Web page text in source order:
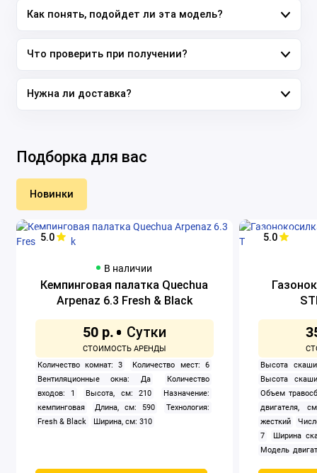
Как понять, подойдет ли эта модель?
Что проверить при получении?
Нужна ли доставка?
Подборка для вас
Новинки
5.0
В наличии
Кемпинговая палатка Quechua
Arpenaz 6.3 Fresh & Black
50 р.
Количество комнат: 3
Количество мест: 6
Вентиляционные окна: Да
Количество
входов: 1
Высота, см: 210
Назначение:
кемпинговая
Длина, см: 590
Технология:
Fresh & Black
Ширина, см: 310
5.0
Высота
Высота
Объем
двигателя,
жесткий
7
Ширина
Модель